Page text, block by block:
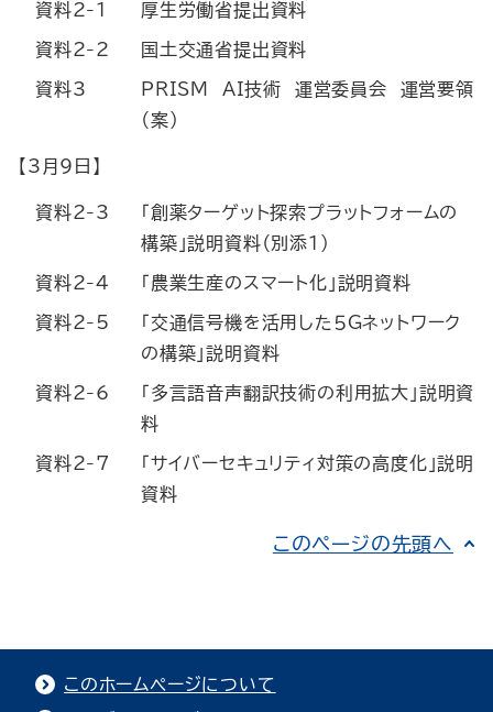
資料2-1 厚生労働省提出資料
資料2-2 国土交通省提出資料
資料3
PRISM AI技術 運営委員会 運営要領
（案）
【3月9日】
資料2-3
「創薬ターゲット探索プラットフォームの
構築」説明資料（別添１）
資料2-4 「農業生産のスマート化」説明資料
資料2-5
「交通信号機を活用した５Gネットワーク
の構築」説明資料
資料2-6
「多言語音声翻訳技術の利用拡大」説明資
料
資料2-7
「サイバーセキュリティ対策の高度化」説明
資料
このページの先頭へ
このホームページについて